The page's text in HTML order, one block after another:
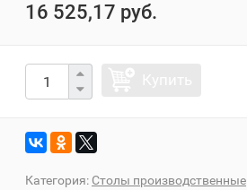
16 525,17 руб.
Категория: Столы производственные